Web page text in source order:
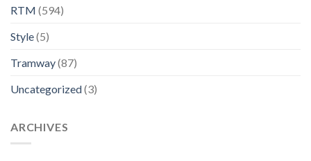
RTM (594)
Style(5)
Tramway(87)
Uncategorized(3)
ARCHIVES